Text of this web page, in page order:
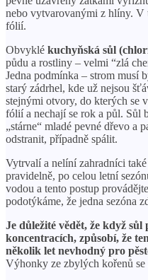
nebo vytvarovanými z hlíny. V
fólií.
Obvyklé kuchyňská sůl
půdu a rostliny – velmi “zlá
Jedna podmínka – strom musí
starý zádrhel, kde už nejsou
stejnými otvory, do kterých se
fólií a nechají se rok a půl. Sůl
„stárne“ mladé pevné dřevo a
odstranit, případně spálit.
Vytrvalí a nelíní zahradníci
pravidelně, po celou letní
vodou a tento postup
podotýkáme, že jedna sezóna
Je důležité vědět, že když
koncentracích, způsobí, že
několik let nevhodný pro
Výhonky ze zbylých kořenů se